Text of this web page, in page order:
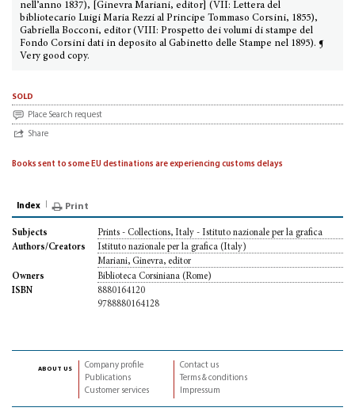
nell’anno 1837), [Ginevra Mariani, editor] (VII: Lettera del
bibliotecario Luigi Maria Rezzi al Principe Tommaso Corsini, 1855),
Gabriella Bocconi, editor (VIII: Prospetto dei volumi di stampe del
Fondo Corsini dati in deposito al Gabinetto delle Stampe nel 1895). ¶
Very good copy.
sold
Place Search request
Share
Books sent to some EU destinations are experiencing customs delays
Index Print
Subjects
Prints - Collections, Italy - Istituto nazionale per la grafica
Authors/Creators
Istituto nazionale per la grafica (Italy)
Mariani, Ginevra, editor
Owners
Biblioteca Corsiniana (Rome)
ISBN
8880164120
9788880164128
about us
Company profile
Publications
Customer services
Contact us
Terms & conditions
Impressum